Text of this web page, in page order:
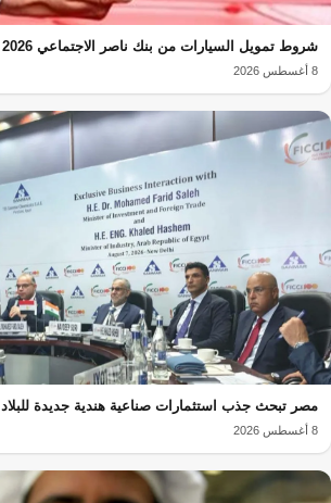
شروط تمويل السيارات من بنك ناصر الاجتماعي 2026
8 أغسطس 2026
مصر تبحث جذب استثمارات صناعية هندية جديدة للبلاد
8 أغسطس 2026